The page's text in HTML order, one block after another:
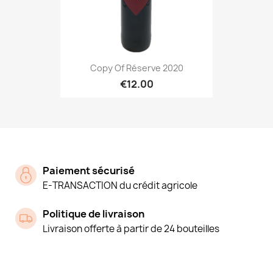
Copy Of Réserve 2020
€12.00
Paiement sécurisé
E-TRANSACTION du crédit agricole
Politique de livraison
Livraison offerte à partir de 24 bouteilles